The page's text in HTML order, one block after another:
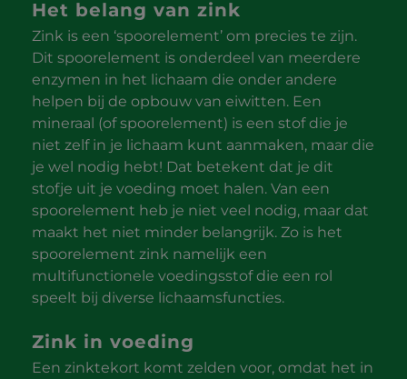
Het belang van zink
Zink is een ‘spoorelement’ om precies te zijn.
Dit spoorelement is onderdeel van meerdere
enzymen in het lichaam die onder andere
helpen bij de opbouw van eiwitten. Een
mineraal (of spoorelement) is een stof die je
niet zelf in je lichaam kunt aanmaken, maar die
je wel nodig hebt! Dat betekent dat je dit
stofje uit je voeding moet halen. Van een
spoorelement heb je niet veel nodig, maar dat
maakt het niet minder belangrijk. Zo is het
spoorelement zink namelijk een
multifunctionele voedingsstof die een rol
speelt bij diverse lichaamsfuncties.
Zink in voeding
Een zinktekort komt zelden voor, omdat het in